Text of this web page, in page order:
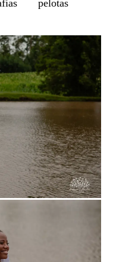
pelotas